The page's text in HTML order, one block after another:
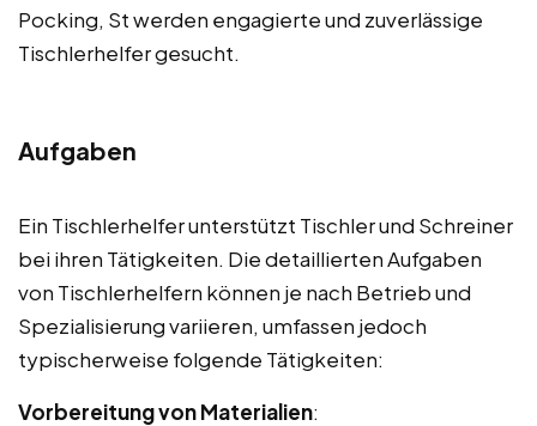
Pocking, St werden engagierte und zuverlässige
Tischlerhelfer gesucht.
Aufgaben
Ein Tischlerhelfer unterstützt Tischler und Schreiner
bei ihren Tätigkeiten. Die detaillierten Aufgaben
von Tischlerhelfern können je nach Betrieb und
Spezialisierung variieren, umfassen jedoch
typischerweise folgende Tätigkeiten:
Vorbereitung von Materialien: